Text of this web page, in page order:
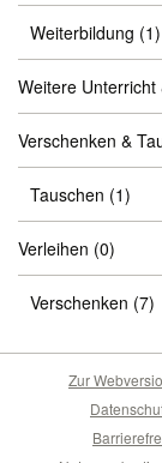
Weiterbildung (1)
Weitere Unterricht
Verschenken &
Tauschen (1)
Verleihen (0)
Verschenken (7)
Zur